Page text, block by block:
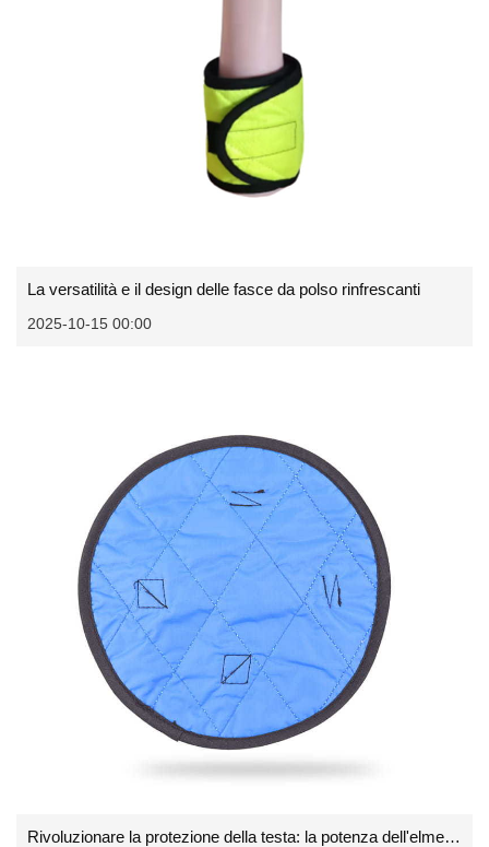
La versatilità e il design delle fasce da polso rinfrescanti
2025-10-15 00:00
Rivoluzionare la protezione della testa: la potenza dell'elmetto protettivo